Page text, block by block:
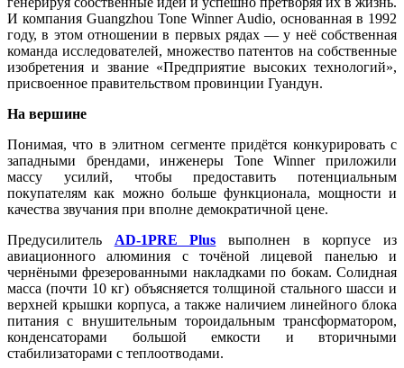
И компания Guangzhou Tone Winner Audio, основанная в 1992
году, в этом отношении в первых рядах — у неё собственная
команда исследователей, множество патентов на собственные
изобретения и звание «Предприятие высоких технологий»,
присвоенное правительством провинции Гуандун.
На вершине
Понимая, что в элитном сегменте придётся конкурировать с
западными брендами, инженеры Tone Winner приложили
массу усилий, чтобы предоставить потенциальным
покупателям как можно больше функционала, мощности и
качества звучания при вполне демократичной цене.
Предусилитель AD-1PRE Plus выполнен в корпусе из
авиационного алюминия с точёной лицевой панелью и
чернёными фрезерованными накладками по бокам. Солидная
масса (почти 10 кг) объясняется толщиной стального шасси и
верхней крышки корпуса, а также наличием линейного блока
питания с внушительным тороидальным трансформатором,
конденсаторами большой емкости и вторичными
стабилизаторами с теплоотводами.